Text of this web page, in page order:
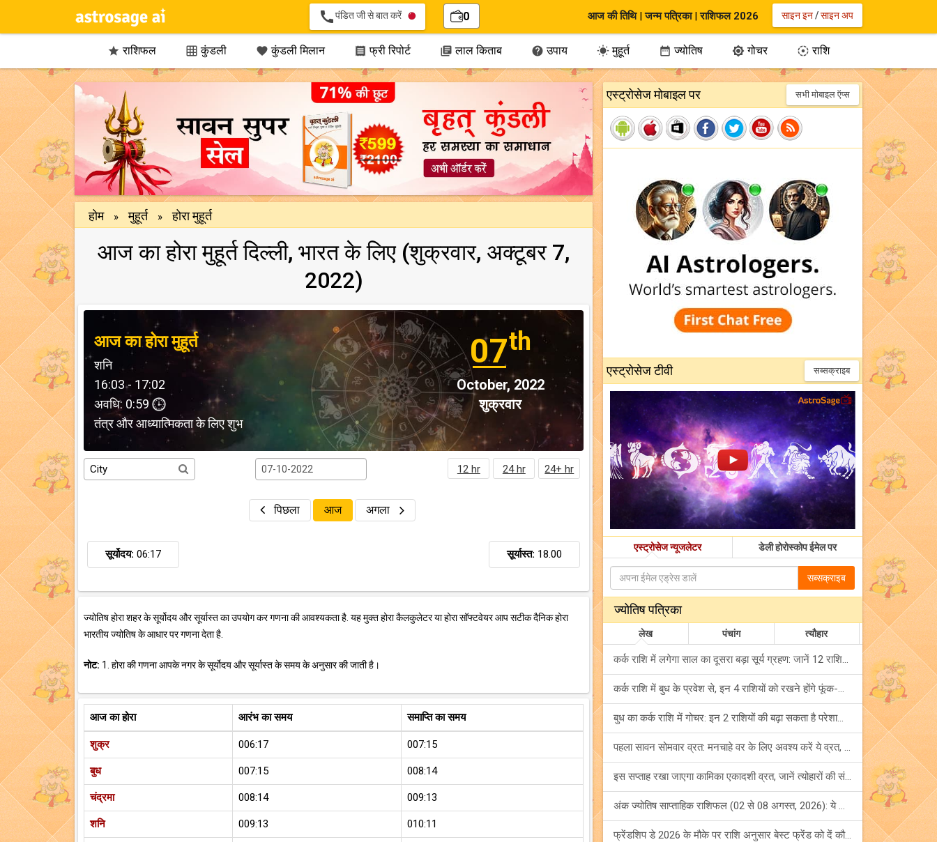
callपंडित जी से बात करें 0 आज की तिथि|जन्म पत्रिका|राशिफल 2026 साइन इन/साइन अप
 राशिफल  कुंडली  कुंडली मिलान  फ्री रिपोर्ट  लाल किताब  उपाय मुहूर्त  ज्योतिष  गोचर  राशि
होम » मुहूर्त » होरा मुहूर्त
आज का होरा मुहूर्त दिल्ली, भारत के लिए (शुक्रवार, अक्टूबर 7,
2022)
आज का होरा मुहूर्त
शनि
16:03 - 17:02
अवधि: 0:59
तंत्र और आध्यात्मिकता के लिए शुभ
07th
October, 2022
शुक्रवार
12 hr 24 hr 24+ hr
पिछला आज अगला
सूर्योदय: 06:17 सूर्यास्त: 18.00
ज्योतिष होरा शहर के सूर्योदय और सूर्यास्त का उपयोग कर गणना की आवश्यकता है. यह मुक्त होरा कैलकुलेटर या होरा सॉफ्टवेयर आप सटीक दैनिक होरा
भारतीय ज्योतिष के आधार पर गणना देता है.
नोट: 1. होरा की गणना आपके नगर के सूर्योदय और सूर्यास्त के समय के अनुसार की जाती है।
आज का होरा आरंभ का समय समाप्ति का समय
शुक्र 006:17 007:15
बुध 007:15 008:14
चंद्रमा 008:14 009:13
शनि 009:13 010:11
एस्ट्रोसेज मोबाइल पर सभी मोबाइल ऍप्स
एस्ट्रोसेज टीवी सब्सक्राइब
एस्ट्रोसेज न्यूजलेटर डेली होरोस्कोप ईमेल पर
सब्सक्राइब
ज्योतिष पत्रिका
लेख पंचांग त्यौहार
कर्क राशि में लगेगा साल का दूसरा बड़ा सूर्य ग्रहण: जानें 12 राशियों पर शुभ-अशुभ प्रभाव!
कर्क राशि में बुध के प्रवेश से, इन 4 राशियों को रखने होंगे फूंक-फूंक कर कदम!
बुध का कर्क राशि में गोचर: इन 2 राशियों की बढ़ा सकता है परेशानियां, हो जाएं सावधान!
पहला सावन सोमवार व्रत: मनचाहे वर के लिए अवश्य करें ये व्रत, जानें नियम एवं पूजा विधि!
इस सप्ताह रखा जाएगा कामिका एकादशी व्रत, जानें त्योहारों की संपूर्ण लिस्ट!
अंक ज्योतिष साप्ताहिक राशिफल (02 से 08 अगस्त, 2026): ये सप्ताह क्यों है खास?
फ्रेंडशिप डे 2026 के मौके पर राशि अनुसार बेस्ट फ्रेंड को दें कौन सा गिफ्ट? जानें